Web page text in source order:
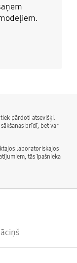
pārdoti atsevišķi.
brīdī, bet var
laboratoriskajos
tās īpašnieka